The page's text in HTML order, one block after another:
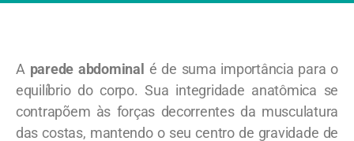
A parede abdominal
é de suma importância para o
equilíbrio do corpo. Sua integridade anatômica se
contrapõem às forças decorrentes da musculatura
das costas, mantendo o seu centro de gravidade de